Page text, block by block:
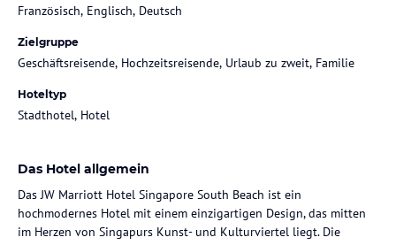
Französisch, Englisch, Deutsch
Zielgruppe
Geschäftsreisende, Hochzeitsreisende, Urlaub zu zweit, Familie
Hoteltyp
Stadthotel, Hotel
Das Hotel allgemein
Das JW Marriott Hotel Singapore South Beach ist ein
hochmodernes Hotel mit einem einzigartigen Design, das mitten
im Herzen von Singapurs Kunst- und Kulturviertel liegt. Die